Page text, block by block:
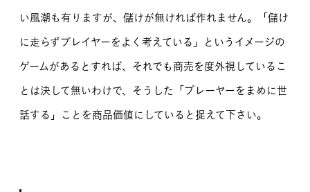
い風潮も有りますが、儲けが無ければ作れません。「儲け
に走らずプレイヤーをよく考えている」というイメージの
ゲームがあるとすれば、それでも商売を度外視しているこ
とは決して無いわけで、そうした「プレーヤーをまめに世
話する」ことを商品価値にしていると捉えて下さい。